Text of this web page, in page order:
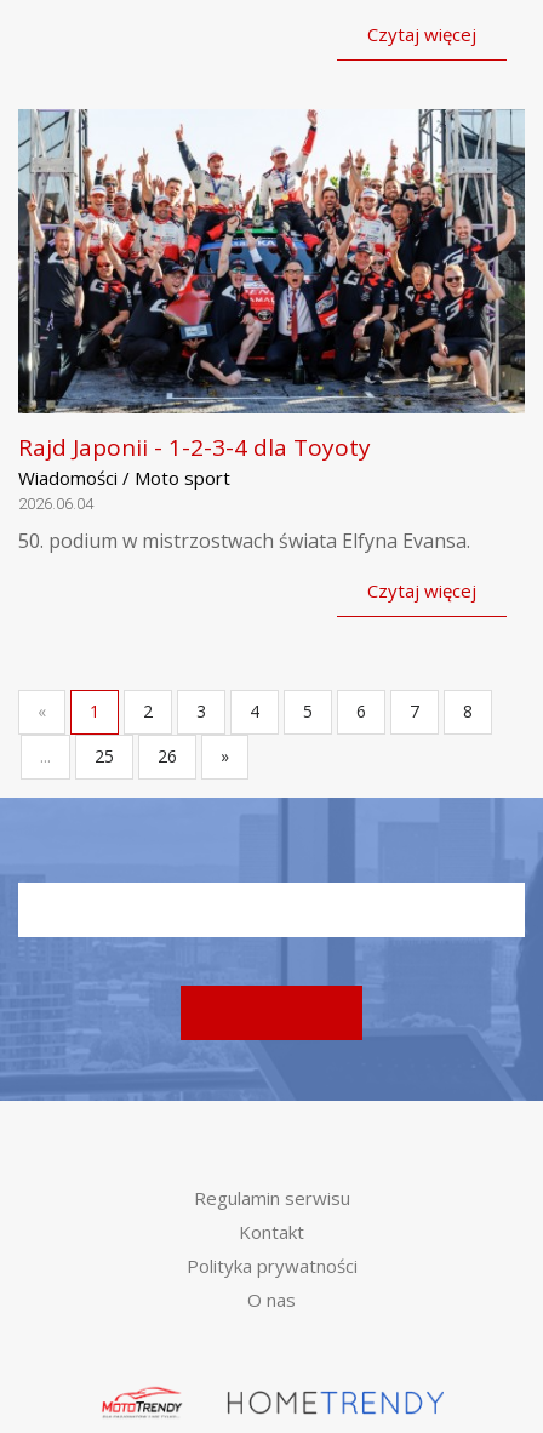
Czytaj więcej
Rajd Japonii - 1-2-3-4 dla Toyoty
Wiadomości / Moto sport
2026.06.04
50. podium w mistrzostwach świata Elfyna Evansa.
Czytaj więcej
« 1 2 3 4 5 6 7
8
...
25 26 »
Regulamin serwisu
Kontakt
Polityka prywatności
O nas